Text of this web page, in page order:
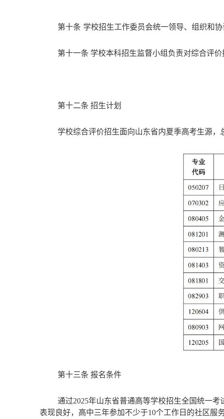
第十条 学校招生工作委员会统一领导、组织和
第十一条 学校本科招生监督小组负责对综合评价
第十二条 招生计划
学校综合评价招生面向山东省内夏季高考生源，
第十三条 报名条件
通过2025年山东省普通高等学校招生全国统一
表现良好，高中三年参加不少于10个工作日的社区服